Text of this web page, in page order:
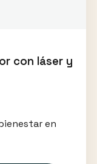
con láser y
en